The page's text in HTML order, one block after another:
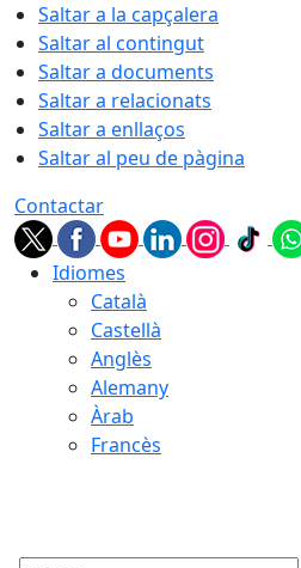
Saltar a la capçalera
Saltar al contingut
Saltar a documents
Saltar a relacionats
Saltar a enllaços
Saltar al peu de pàgina
Contactar
Idiomes
Català
Castellà
Anglès
Alemany
Àrab
Francès